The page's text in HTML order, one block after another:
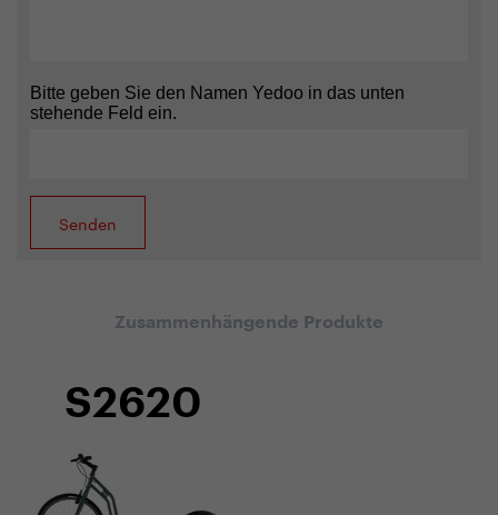
Bitte geben Sie den Namen Yedoo in das unten
stehende Feld ein.
Zusammenhängende Produkte
S2620